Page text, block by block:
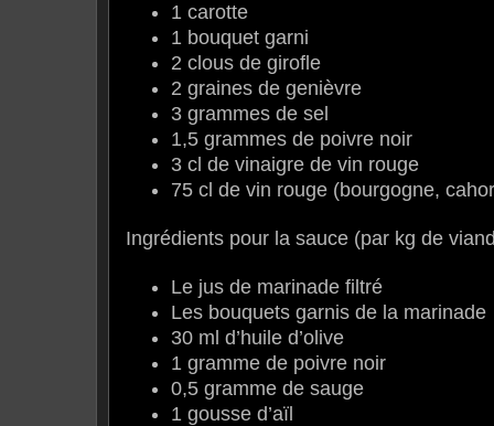
1 carotte
1 bouquet garni
2 clous de girofle
2 graines de genièvre
3 grammes de sel
1,5 grammes de poivre noir
3 cl de vinaigre de vin rouge
75 cl de vin rouge (bourgogne,
Ingrédients pour la sauce (par kg de
Le jus de marinade filtré
Les bouquets garnis de la marinade
30 ml d’huile d’olive
1 gramme de poivre noir
0,5 gramme de sauge
1 gousse d’aïl